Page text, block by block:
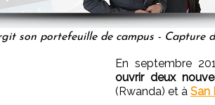
son portefeuille de campus - Capture
En septembre
ouvrir deux
(Rwanda) et à San